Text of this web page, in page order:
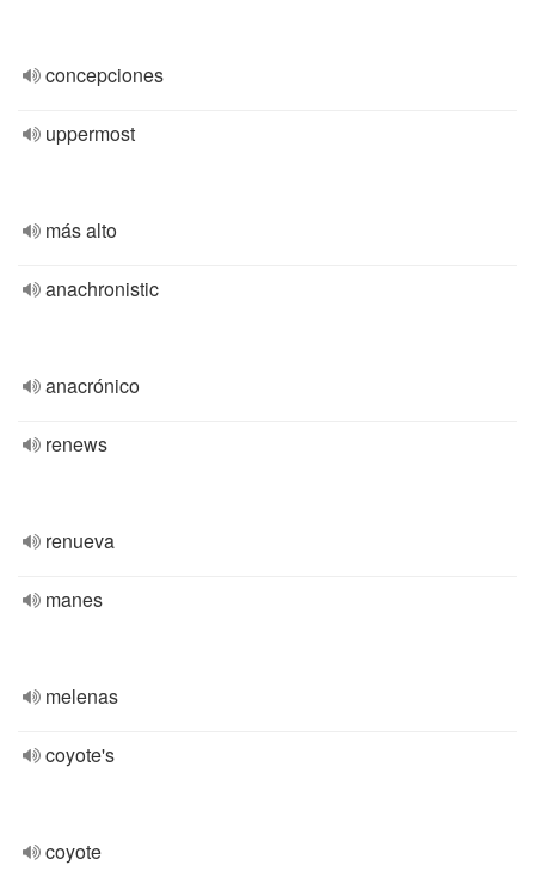
concepciones
uppermost
más alto
anachronistic
anacrónico
renews
renueva
manes
melenas
coyote's
coyote